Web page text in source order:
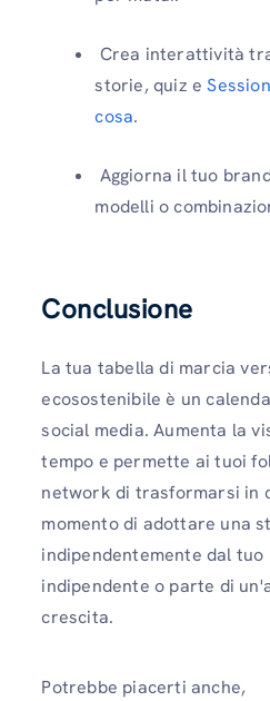
Crea interattività
storie, quiz e
cosa.
Aggiorna il tuo
modelli o
Conclusione
La tua tabella di marcia
ecosostenibile è un
social media. Aumenta la
tempo e permette ai tuoi
network di trasformarsi in
momento di adottare una
indipendentemente dal tuo
indipendente o parte di
crescita.
Potrebbe piacerti anche,